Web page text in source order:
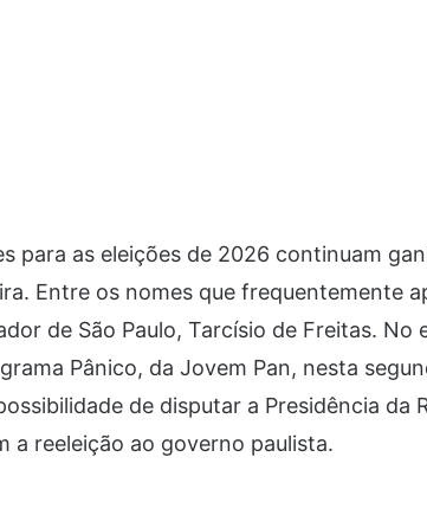
para as eleições de 2026 continuam
Entre os nomes que frequentemente
de São Paulo, Tarcísio de Freitas.
Pânico, da Jovem Pan, nesta
de disputar a Presidência da
a reeleição ao governo paulista.